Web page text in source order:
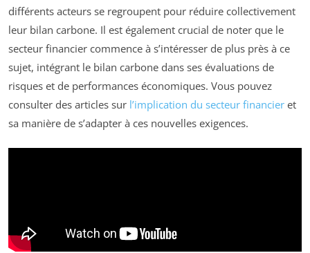
différents acteurs se regroupent pour réduire collectivement
leur bilan carbone. Il est également crucial de noter que le
secteur financier commence à s’intéresser de plus près à ce
sujet, intégrant le bilan carbone dans ses évaluations de
risques et de performances économiques. Vous pouvez
consulter des articles sur l’implication du secteur financier et
sa manière de s’adapter à ces nouvelles exigences.